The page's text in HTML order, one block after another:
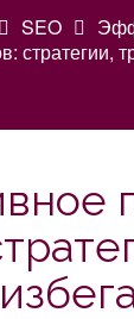
SEO
стратегии,